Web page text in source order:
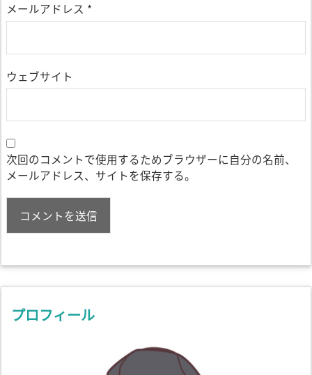
メールアドレス *
ウェブサイト
次回のコメントで使用するためブラウザーに自分の名前、
メールアドレス、サイトを保存する。
プロフィール